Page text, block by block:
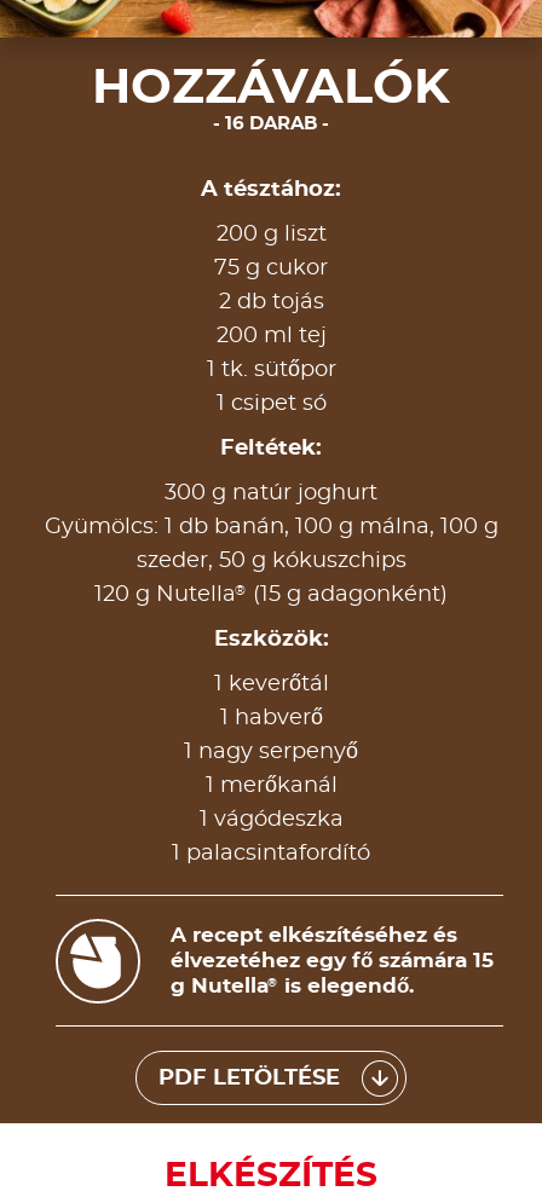
HOZZÁVALÓK
16 DARAB
A tésztához:
200 g liszt
75 g cukor
2 db tojás
200 ml tej
1 tk. sütőpor
1 csipet só
Feltétek:
300 g natúr joghurt
Gyümölcs: 1 db banán, 100 g málna, 100 g
szeder, 50 g kókuszchips
120 g Nutella® (15 g adagonként)
Eszközök:
1 keverőtál
1 habverő
1 nagy serpenyő
1 merőkanál
1 vágódeszka
1 palacsintafordító
A recept elkészítéséhez és
élvezetéhez egy fő számára 15
g Nutella® is elegendő.
PDF LETÖLTÉSE
ELKÉSZÍTÉS